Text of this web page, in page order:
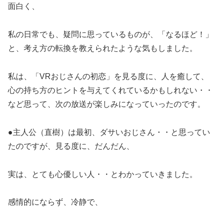
面白く、
私の日常でも、疑問に思っているものが、「なるほど！」
と、考え方の転換を教えられたような気もしました。
私は、「VRおじさんの初恋」を見る度に、人を癒して、
心の持ち方のヒントを与えてくれているかもしれない・・
など思って、次の放送が楽しみになっていったのです。
●主人公（直樹）は最初、ダサいおじさん・・と思ってい
たのですが、見る度に、だんだん、
実は、とても心優しい人・・とわかっていきました。
感情的にならず、冷静で、